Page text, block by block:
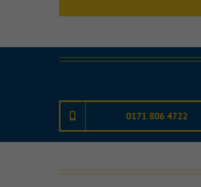
0171 806 4722